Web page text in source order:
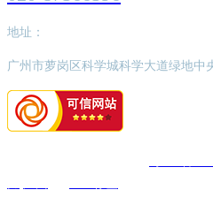
地址：
广州市萝岗区科学城科学大道绿地中